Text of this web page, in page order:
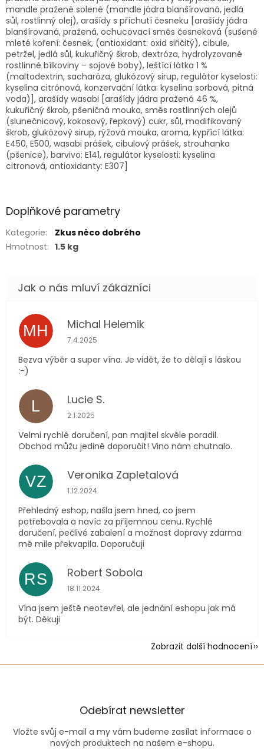
mandle pražené solené (mandle jádra blanšírovaná, jedlá
sůl, rostlinný olej), arašídy s příchutí česneku [arašídy jádra
blanšírovaná, pražená, ochucovací směs česneková (sušené
mleté koření: česnek, (antioxidant: oxid siřičitý), cibule,
petržel, jedlá sůl, kukuřičný škrob, dextróza, hydrolyzované
rostlinné bílkoviny – sojové boby), leštící látka 1 %
(maltodextrin, sacharóza, glukózový sirup, regulátor kyselosti:
kyselina citrónová, konzervační látka: kyselina sorbová, pitná
voda)], arašídy wasabi [arašídy jádra pražená 46 %,
kukuřičný škrob, pšeničná mouka, směs rostlinných olejů
(slunečnicový, kokosový, řepkový) cukr, sůl, modifikovaný
škrob, glukózový sirup, rýžová mouka, aroma, kypřící látka:
E450, E500, wasabi prášek, cibulový prášek, strouhanka
(pšenice), barvivo: E141, regulátor kyselosti: kyselina
citronová, antioxidanty: E307]
Doplňkové parametry
Kategorie:
Zkus něco dobrého
Hmotnost: 1.5 kg
MH Michal Helemik
Hodnocení obchodu je 5 z 5 hvězdiček.
7.4.2025
Bezva výběr a super vína. Je vidět, že to dělají s láskou
:-)
L Lucie S.
Hodnocení obchodu je 5 z 5 hvězdiček.
2.1.2025
Velmi rychlé doručení, pan majitel skvěle poradil.
Obchod můžu jedině doporučit! Vino nám chutnalo.
VZ Veronika Zapletalová
Hodnocení obchodu je 5 z 5 hvězdiček.
1.12.2024
Přehledný eshop, našla jsem hned, co jsem
potřebovala a navíc za příjemnou cenu. Rychlé
doručení, pečlivé zabalení a možnost dopravy zdarma
mě mile překvapila. Doporučuji
RS Robert Sobola
Hodnocení obchodu je 5 z 5 hvězdiček.
18.11.2024
Vína jsem ještě neotevřel, ale jednání eshopu jak má
být. Děkuji
Zobrazit další hodnocení
Odebírat newsletter
Vložte svůj e-mail a my vám budeme zasílat informace o
nových produktech na našem e-shopu.